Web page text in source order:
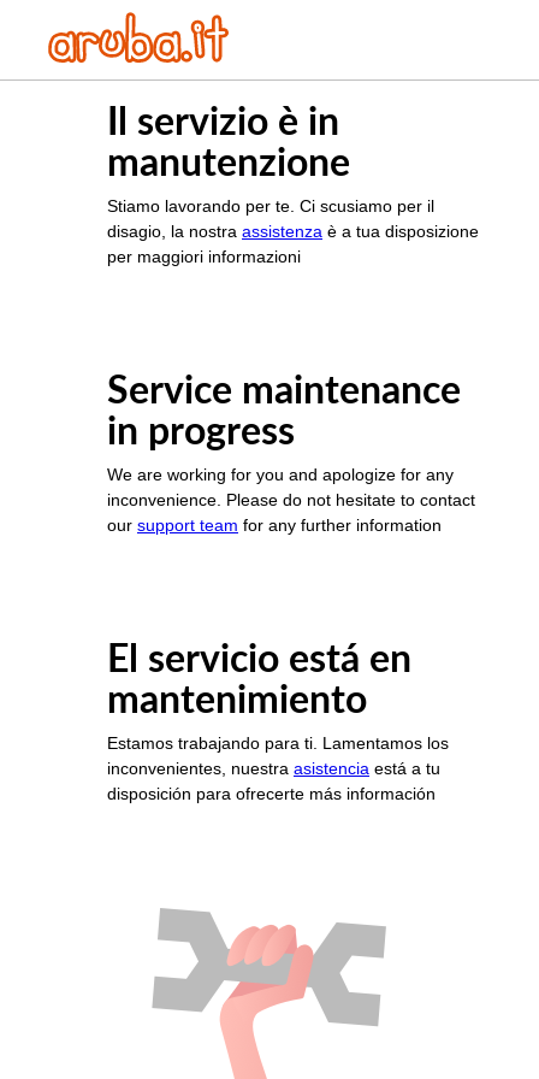
Il servizio è in
manutenzione
Stiamo lavorando per te. Ci scusiamo per il
disagio, la nostra assistenza è a tua disposizione
per maggiori informazioni
Service maintenance
in progress
We are working for you and apologize for any
inconvenience. Please do not hesitate to contact
our support team for any further information
El servicio está en
mantenimiento
Estamos trabajando para ti. Lamentamos los
inconvenientes, nuestra asistencia está a tu
disposición para ofrecerte más información